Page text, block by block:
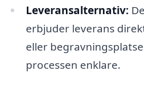
Leveransalternativ:
erbjuder leverans
eller
processen enklare.